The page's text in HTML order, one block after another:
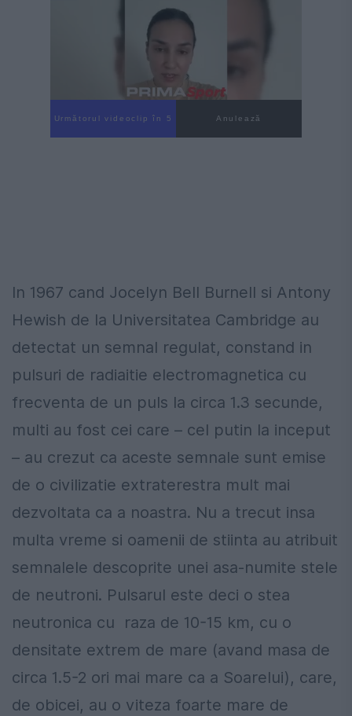
Următorul videoclip în 4 Anulează
In 1967 cand Jocelyn Bell Burnell si Antony
Hewish de la Universitatea Cambridge au
detectat un semnal regulat, constand in
pulsuri de radiaitie electromagnetica cu
frecventa de un puls la circa 1.3 secunde,
multi au fost cei care – cel putin la inceput
– au crezut ca aceste semnale sunt emise
de o civilizatie extraterestra mult mai
dezvoltata ca a noastra. Nu a trecut insa
multa vreme si oamenii de stiinta au atribuit
semnalele descoprite unei asa-numite stele
de neutroni. Pulsarul este deci o stea
neutronica cu raza de 10-15 km, cu o
densitate extrem de mare (avand masa de
circa 1.5-2 ori mai mare ca a Soarelui), care,
de obicei, au o viteza foarte mare de